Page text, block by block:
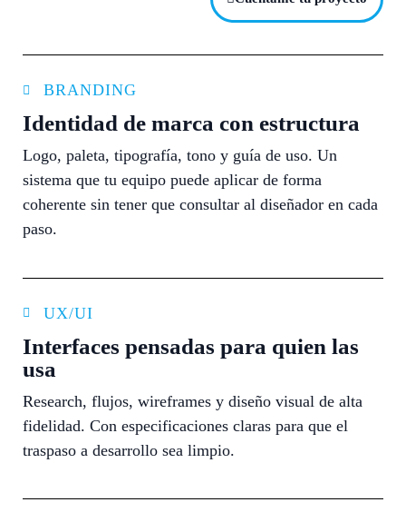
BRANDING
Identidad de marca con estructura
Logo, paleta, tipografía, tono y guía de uso. Un
sistema que tu equipo puede aplicar de forma
coherente sin tener que consultar al diseñador en cada
paso.
UX/UI
Interfaces pensadas para quien las
usa
Research, flujos, wireframes y diseño visual de alta
fidelidad. Con especificaciones claras para que el
traspaso a desarrollo sea limpio.